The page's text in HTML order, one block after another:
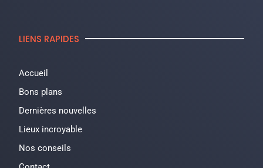
LIENS RAPIDES
Accueil
Bons plans
Dernières nouvelles
Lieux incroyable
Nos conseils